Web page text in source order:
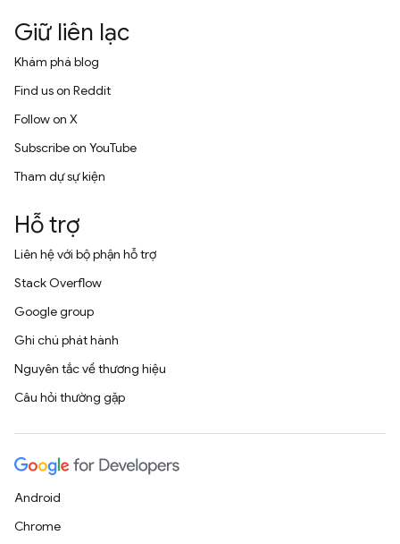
Giữ liên lạc
Khám phá blog
Find us on Reddit
Follow on X
Subscribe on YouTube
Tham dự sự kiện
Hỗ trợ
Liên hệ với bộ phận hỗ trợ
Stack Overflow
Google group
Ghi chú phát hành
Nguyên tắc về thương hiệu
Câu hỏi thường gặp
Android
Chrome